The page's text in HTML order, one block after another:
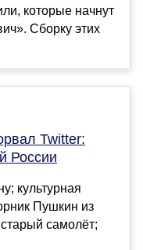
которые начнут
Сборку этих
Twitter:
России
культурная
Пушкин из
самолёт;